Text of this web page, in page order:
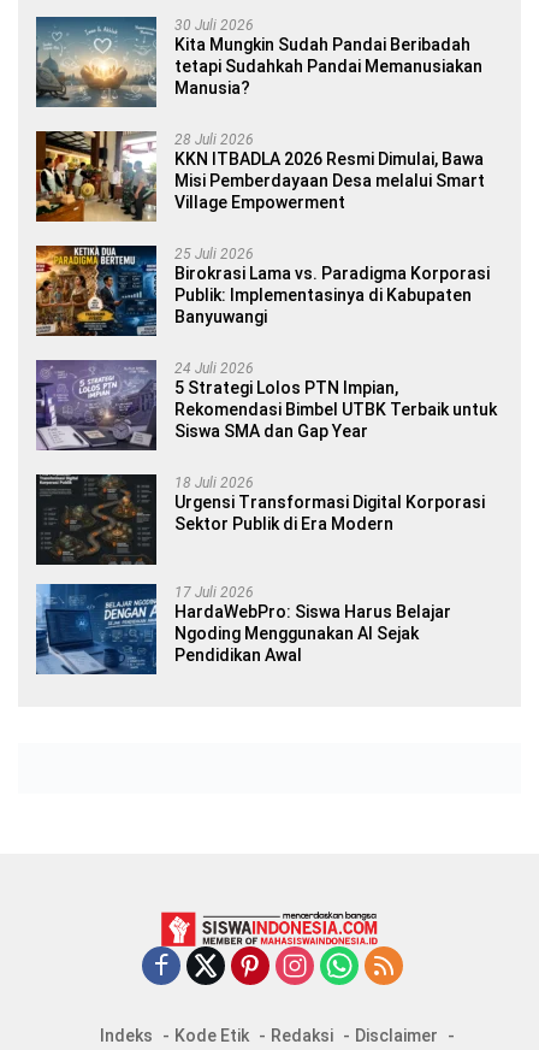
30 Juli 2026
Kita Mungkin Sudah Pandai Beribadah
tetapi Sudahkah Pandai Memanusiakan
Manusia?
28 Juli 2026
KKN ITBADLA 2026 Resmi Dimulai, Bawa
Misi Pemberdayaan Desa melalui Smart
Village Empowerment
25 Juli 2026
Birokrasi Lama vs. Paradigma Korporasi
Publik: Implementasinya di Kabupaten
Banyuwangi
24 Juli 2026
5 Strategi Lolos PTN Impian,
Rekomendasi Bimbel UTBK Terbaik untuk
Siswa SMA dan Gap Year
18 Juli 2026
Urgensi Transformasi Digital Korporasi
Sektor Publik di Era Modern
17 Juli 2026
HardaWebPro: Siswa Harus Belajar
Ngoding Menggunakan AI Sejak
Pendidikan Awal
Indeks Kode Etik Redaksi Disclaimer